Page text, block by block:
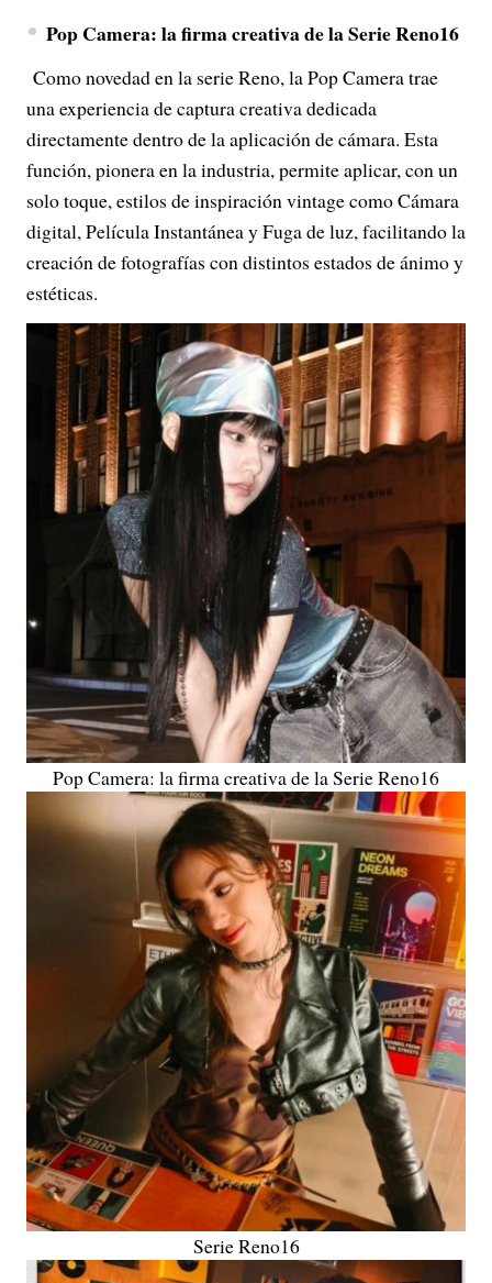
Pop Camera: la firma creativa de la Serie Reno16
Como novedad en la serie Reno, la Pop Camera trae
una experiencia de captura creativa dedicada
directamente dentro de la aplicación de cámara. Esta
función, pionera en la industria, permite aplicar, con un
solo toque, estilos de inspiración vintage como Cámara
digital, Película Instantánea y Fuga de luz, facilitando la
creación de fotografías con distintos estados de ánimo y
estéticas.
Pop Camera: la firma creativa de la Serie Reno16
Serie Reno16